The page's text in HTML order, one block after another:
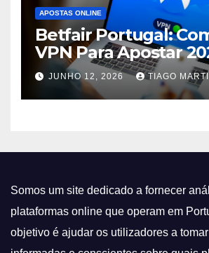
APOSTAS ONLINE
Betfair Portugal:
VPN Para Apostar
JUNHO 12, 2026 TIAGO
Somos um site dedicado a fornecer
plataformas online que operam em
objetivo é ajudar os utilizadores a